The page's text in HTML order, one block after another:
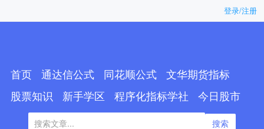
登录/注册
首页 通达信公式 同花顺公式
文华期货指标
股票知识
新手学区 程序化指标学社 今日股市
搜索